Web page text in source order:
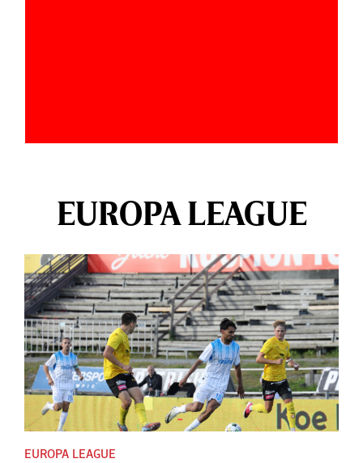
EUROPA LEAGUE
EUROPA LEAGUE